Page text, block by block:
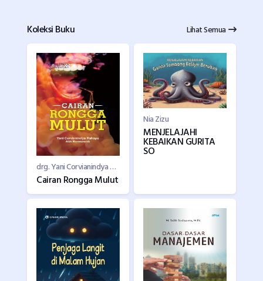
Koleksi Buku Lihat Semua
drg. Yani Corvianindya Rahayu, M.KG, Dr. Atik Kurniawati, drg., M.Kes
Cairan Rongga Mulut
Nia Zizu
MENJELAJAHI
KEBAIKAN GURITA
SO